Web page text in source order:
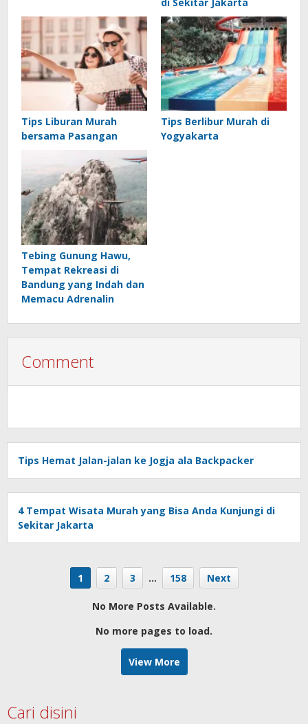
Tips Liburan Murah
bersama Pasangan
Tips Berlibur Murah di
Yogyakarta
Tebing Gunung Hawu,
Tempat Rekreasi di
Bandung yang Indah dan
Memacu Adrenalin
Comment
Tips Hemat Jalan-jalan ke Jogja ala Backpacker
4 Tempat Wisata Murah yang Bisa Anda Kunjungi di
Sekitar Jakarta
1 2 3 … 158 Next
No More Posts Available.
No more pages to load.
View More
Cari disini